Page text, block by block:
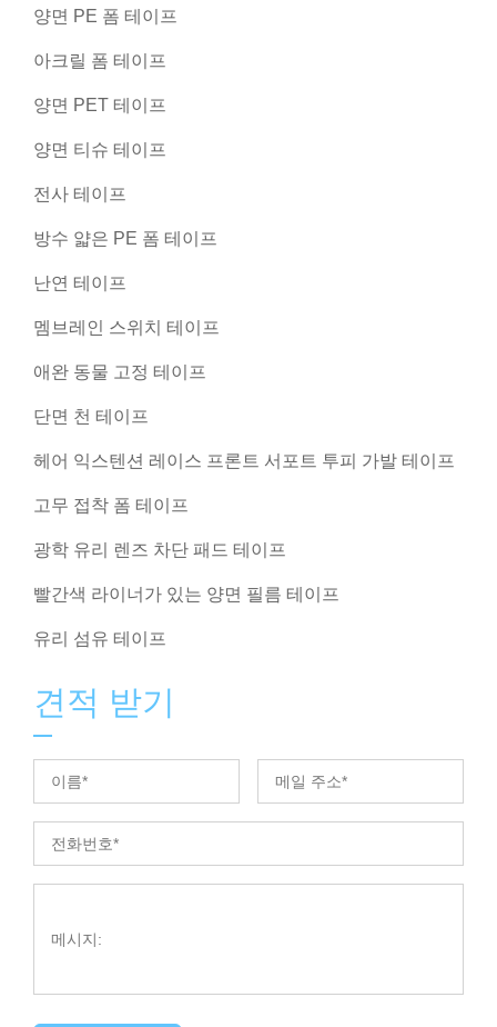
양면 PE 폼 테이프
아크릴 폼 테이프
양면 PET 테이프
양면 티슈 테이프
전사 테이프
방수 얇은 PE 폼 테이프
난연 테이프
멤브레인 스위치 테이프
애완 동물 고정 테이프
단면 천 테이프
헤어 익스텐션 레이스 프론트 서포트 투피 가발 테이프
고무 접착 폼 테이프
광학 유리 렌즈 차단 패드 테이프
빨간색 라이너가 있는 양면 필름 테이프
유리 섬유 테이프
견적 받기